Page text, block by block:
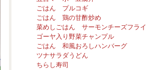
ごはん プルコギ
ごはん 鶏の甘酢炒め
菜めしごはん サーモンチーズフライ
ゴーヤ入り野菜チャンプル
ごはん 和風おろしハンバーグ
ツナサラダうどん
ちらし寿司